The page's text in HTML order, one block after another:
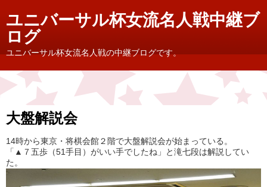
ユニバーサル杯女流名人戦中継ブ
ログ
ユニバーサル杯女流名人戦の中継ブログです。
大盤解説会
14時から東京・将棋会館２階で大盤解説会が始まっている。
「▲７五歩（51手目）がいい手でしたね」と滝七段は解説してい
た。